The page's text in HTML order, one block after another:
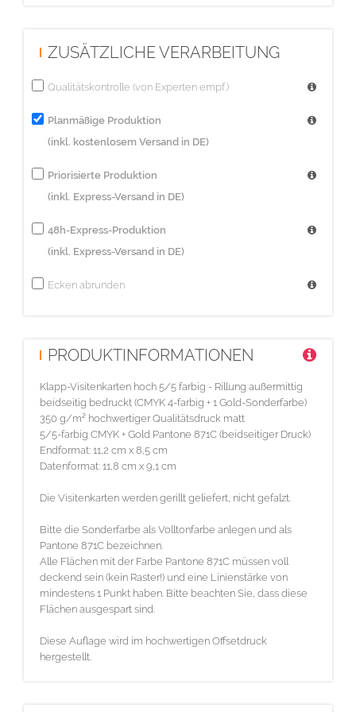
ZUSÄTZLICHE VERARBEITUNG
Qualitätskontrolle (von Experten empf.)
Planmäßige Produktion
(inkl. kostenlosem Versand in DE)
Priorisierte Produktion
(inkl. Express-Versand in DE)
48h-Express-Produktion
(inkl. Express-Versand in DE)
Ecken abrunden
PRODUKTINFORMATIONEN
Klapp-Visitenkarten hoch 5/5 farbig - Rillung außermittig
beidseitig bedruckt (CMYK 4-farbig + 1 Gold-Sonderfarbe)
350 g/m² hochwertiger Qualitätsdruck matt
5/5-farbig CMYK + Gold Pantone 871C (beidseitiger Druck)
Endformat: 11,2 cm x 8,5 cm
Datenformat: 11,8 cm x 9,1 cm
Die Visitenkarten werden gerillt geliefert, nicht gefalzt.
Bitte die Sonderfarbe als Volltonfarbe anlegen und als
Pantone 871C bezeichnen.
Alle Flächen mit der Farbe Pantone 871C müssen voll
deckend sein (kein Raster!) und eine Linienstärke von
mindestens 1 Punkt haben. Bitte beachten Sie, dass diese
Flächen ausgespart sind.
Diese Auflage wird im hochwertigen Offsetdruck
hergestellt.